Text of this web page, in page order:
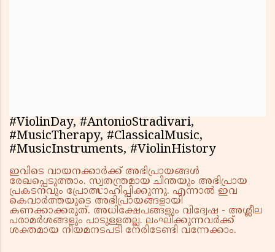
#ViolinDay, #AntonioStradivari,
#MusicTherapy, #ClassicalMusic,
#MusicInstruments, #ViolinHistory
ഇവിടെ വായനക്കാർക്ക് അഭിപ്രായങ്ങൾ
രേഖപ്പെടുത്താം. സ്വതന്ത്രമായ ചിന്തയും അഭിപ്രായ
പ്രകടനവും പ്രോത്സാഹിപ്പിക്കുന്നു. എന്നാൽ ഇവ
കെവാർത്തയുടെ അഭിപ്രായങ്ങളായി
കണക്കാക്കരുത്. അധിക്ഷേപങ്ങളും വിദ്വേഷ - അശ്ലീല
പരാമർശങ്ങളും പാടുള്ളതല്ല. ലംഘിക്കുന്നവർക്ക്
ശക്തമായ നിയമനടപടി നേരിടേണ്ടി വന്നേക്കാം.